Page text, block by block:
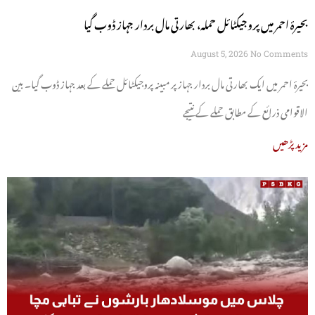
بحیرۂ احمر میں پروجیکٹائل حملہ، بھارتی مال بردار جہاز ڈوب گیا
August 5, 2026 No Comments
بحیرۂ احمر میں ایک بھارتی مال بردار جہاز پر مبینہ پروجیکٹائل حملے کے بعد جہاز ڈوب گیا۔ بین
الاقوامی ذرائع کے مطابق حملے کے نتیجے
مزید پڑھیں